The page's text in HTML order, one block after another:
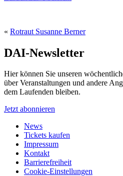
« Rotraut Susanne Berner
DAI-Newsletter
Hier können Sie unseren
über Veranstaltungen und andere
dem Laufenden bleiben.
Jetzt abonnieren
News
Tickets kaufen
Impressum
Kontakt
Barrierefreiheit
Cookie-Einstellungen